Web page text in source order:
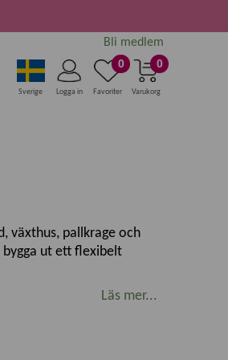
0
Varukorg
0
Favoriter
Logga in
Sverige
Bli medlem
växthus, pallkrage och
bygga ut ett flexibelt
Läs mer...